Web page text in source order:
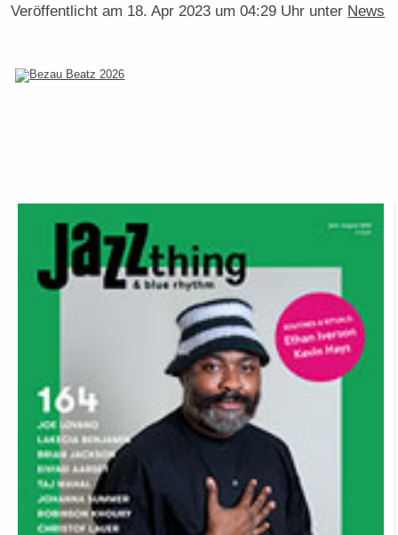
Veröffentlicht am 18. Apr 2023 um 04:29 Uhr unter News